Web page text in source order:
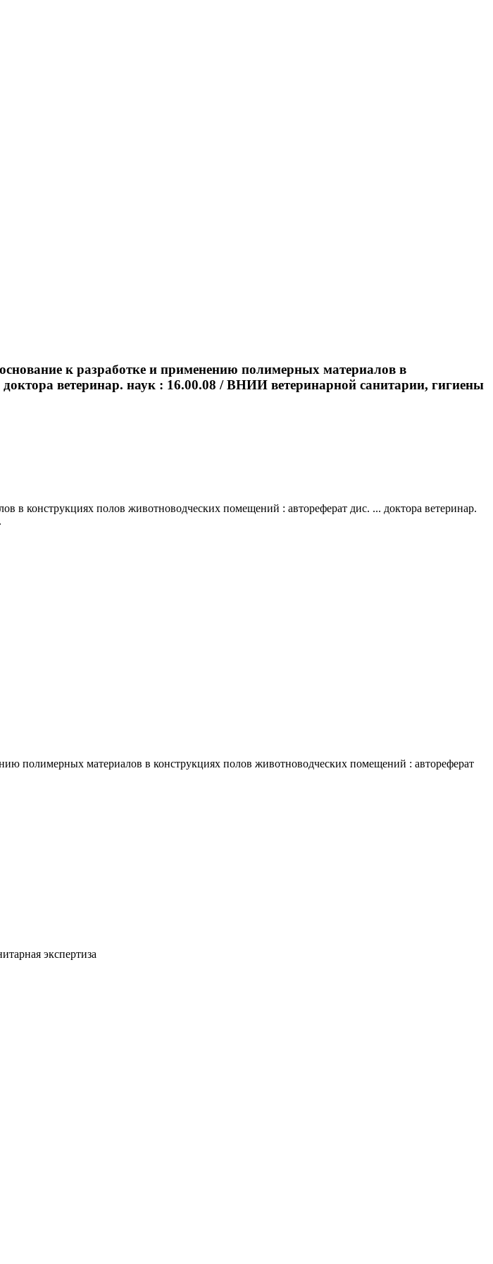
к разработке и применению полимерных материалов в
ветеринар. наук : 16.00.08 / ВНИИ ветеринарной санитарии, гигиены
в конструкциях полов животноводческих помещений : автореферат дис. ... доктора ветеринар.
полимерных материалов в конструкциях полов животноводческих помещений : автореферат
экспертиза